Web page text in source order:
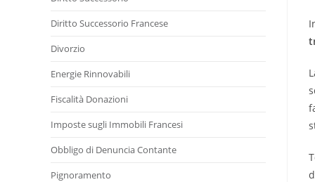
Diritto Successorio Francese
Divorzio
Energie Rinnovabili
Fiscalità Donazioni
Imposte sugli Immobili Francesi
Obbligo di Denuncia Contante
Pignoramento